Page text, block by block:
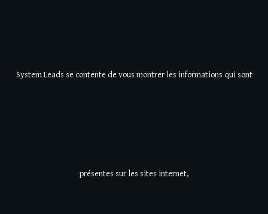
System Leads se contente de vous montrer les informations qui sont
présentes sur les sites internet,